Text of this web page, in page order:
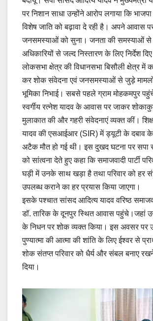
पर निशान साधा उन्होंने आरोप लगाया कि
विशेष जाति को बढ़ावा दे रही है। अपने आवास
जनसमस्याओं को सुना। जनता की समस्याओं से
अधिकारियों से जल्द निस्तारण के लिए निर्देश
लोकसभा क्षेत्र की विधानसभा बिसौली क्षेत्र में
कर शोक संवेदना एवं जनसमस्याओं से जुड़े
भूमिका निभाई। सबसे पहले ग्राम मोहकमपुर
स्वर्गीय रत्नेश यादव के आवास पर जाकर
मुलाकात की और गहरी संवेदनाएं व्यक्त कीं।
यादव की एसआईआर (SIR) में ड्यूटी के दबाव के
अटैक मौत हो गई थी। इस दुखद घटना पर सपा
को सांत्वना देते हुए कहा कि समाजवादी पार्टी
घड़ी में उनके साथ खड़ा है तथा परिवार को हर
उपलब्ध कराने का हर प्रयास किया जाएगा।
इसके पश्चात सांसद आदित्य यादव वरिष्ठ
डॉ. तारिक के दूनपुर स्थित आवास पहुंचे।जहां
के निधन पर शोक व्यक्त किया। इस अवसर पर
पुण्यात्मा की आत्मा की शांति के लिए ईश्वर से
शोक संतप्त परिवार को धैर्य और संबल बनाए
दिया।